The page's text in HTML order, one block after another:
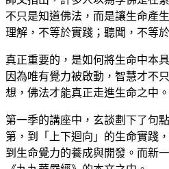
不只是知道佛法，而是讓生命產
理解，不等於實踐；聽聞，不等
真正重要的，是如何將生命中本
因為唯有覺力被啟動，智慧才不
想，佛法才能真正走進生命之中。
第一季的講座中，玄談劃下了句
第，到「上下迴向」的生命實踐
到生命覺力的養成與開發。而新